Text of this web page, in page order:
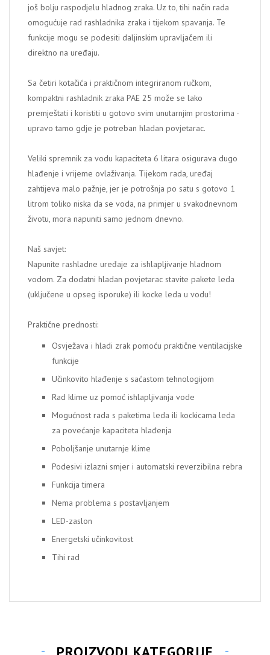
još bolju raspodjelu hladnog zraka. Uz to, tihi način rada
omogućuje rad rashladnika zraka i tijekom spavanja. Te
funkcije mogu se podesiti daljinskim upravljačem ili
direktno na uređaju.
Sa četiri kotačića i praktičnom integriranom ručkom,
kompaktni rashladnik zraka PAE 25 može se lako
premještati i koristiti u gotovo svim unutarnjim prostorima -
upravo tamo gdje je potreban hladan povjetarac.
Veliki spremnik za vodu kapaciteta 6 litara osigurava dugo
hlađenje i vrijeme ovlaživanja. Tijekom rada, uređaj
zahtijeva malo pažnje, jer je potrošnja po satu s gotovo 1
litrom toliko niska da se voda, na primjer u svakodnevnom
životu, mora napuniti samo jednom dnevno.
Naš savjet:
Napunite rashladne uređaje za ishlapljivanje hladnom
vodom. Za dodatni hladan povjetarac stavite pakete leda
(uključene u opseg isporuke) ili kocke leda u vodu!
Praktične prednosti:
Osvježava i hladi zrak pomoću praktične ventilacijske
funkcije
Učinkovito hlađenje s saćastom tehnologijom
Rad klime uz pomoć ishlapljivanja vode
Mogućnost rada s paketima leda ili kockicama leda
za povećanje kapaciteta hlađenja
Poboljšanje unutarnje klime
Podesivi izlazni smjer i automatski reverzibilna rebra
Funkcija timera
Nema problema s postavljanjem
LED-zaslon
Energetski učinkovitost
Tihi rad